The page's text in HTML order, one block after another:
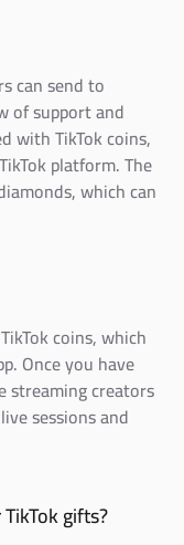
can send to
of support and
with TikTok coins,
platform. The
which can
coins, which
Once you have
streaming creators
sessions and
gifts?